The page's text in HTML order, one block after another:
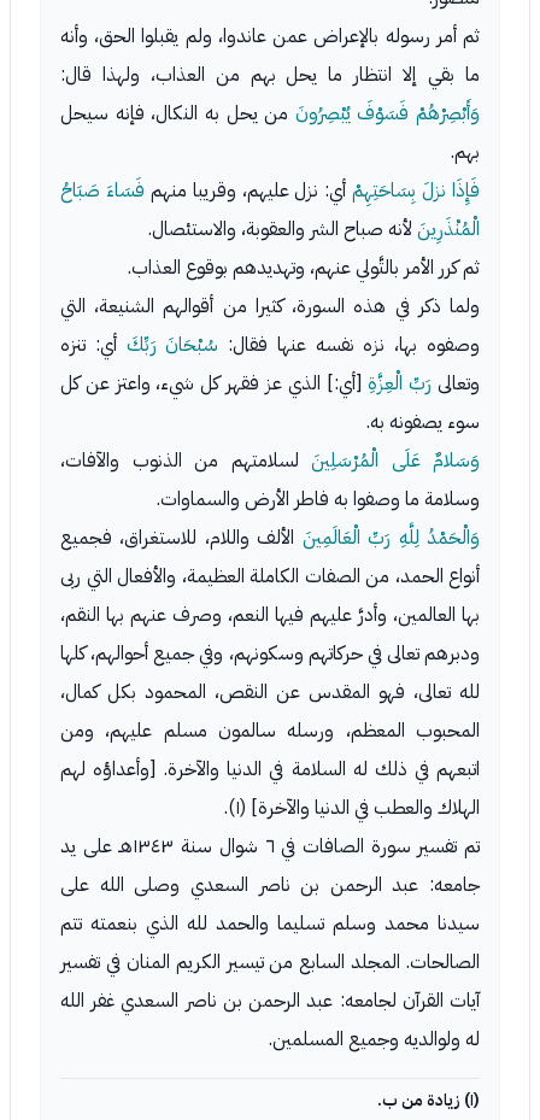
ثم أمر رسوله بالإعراض عمن عاندوا، ولم يقبلوا الحق، وأنه
ما بقي إلا انتظار ما يحل بهم من العذاب، ولهذا قال:
وَأَبْصِرْهُمْ فَسَوْفَ يُبْصِرُونَ من يحل به النكال، فإنه سيحل
بهم.
فَإِذَا نزلَ بِسَاحَتِهِمْأي: نزل عليهم، وقريبا منهم فَسَاءَ صَبَاحُ
الْمُنْذَرِينَ لأنه صباح الشر والعقوبة، والاستئصال.
ثم كرر الأمر بالتَّولي عنهم، وتهديدهم بوقوع العذاب.
ولما ذكر في هذه السورة، كثيرا من أقوالهم الشنيعة، التي
وصفوه بها، نزه نفسه عنها فقال: سُبْحَانَ رَبِّكَ أي: تنزه
وتعالى رَبِّ الْعِزَّةِ[أي:] الذي عز فقهر كل شيء، واعتز عن كل
سوء يصفونه به.
وَسَلامٌ عَلَى الْمُرْسَلِينَ لسلامتهم من الذنوب والآفات،
وسلامة ما وصفوا به فاطر الأرض والسماوات.
وَالْحَمْدُ لِلَّهِ رَبِّ الْعَالَمِينَ الألف واللام، للاستغراق، فجميع
أنواع الحمد، من الصفات الكاملة العظيمة، والأفعال التي ربى
بها العالمين، وأدرَّ عليهم فيها النعم، وصرف عنهم بها النقم،
ودبرهم تعالى في حركاتهم وسكونهم، وفي جميع أحوالهم، كلها
لله تعالى، فهو المقدس عن النقص، المحمود بكل كمال،
المحبوب المعظم، ورسله سالمون مسلم عليهم، ومن
اتبعهم في ذلك له السلامة في الدنيا والآخرة. [وأعداؤه لهم
الهلاك والعطب في الدنيا والآخرة] (١).
تم تفسير سورة الصافات في ٦ شوال سنة ١٣٤٣هـ على يد
جامعه: عبد الرحمن بن ناصر السعدي وصلى الله على
سيدنا محمد وسلم تسليما والحمد لله الذي بنعمته تتم
الصالحات. المجلد السابع من تيسير الكريم المنان في تفسير
آيات القرآن لجامعه: عبد الرحمن بن ناصر السعدي غفر الله
له ولوالديه وجميع المسلمين.
(١) زيادة من ب.